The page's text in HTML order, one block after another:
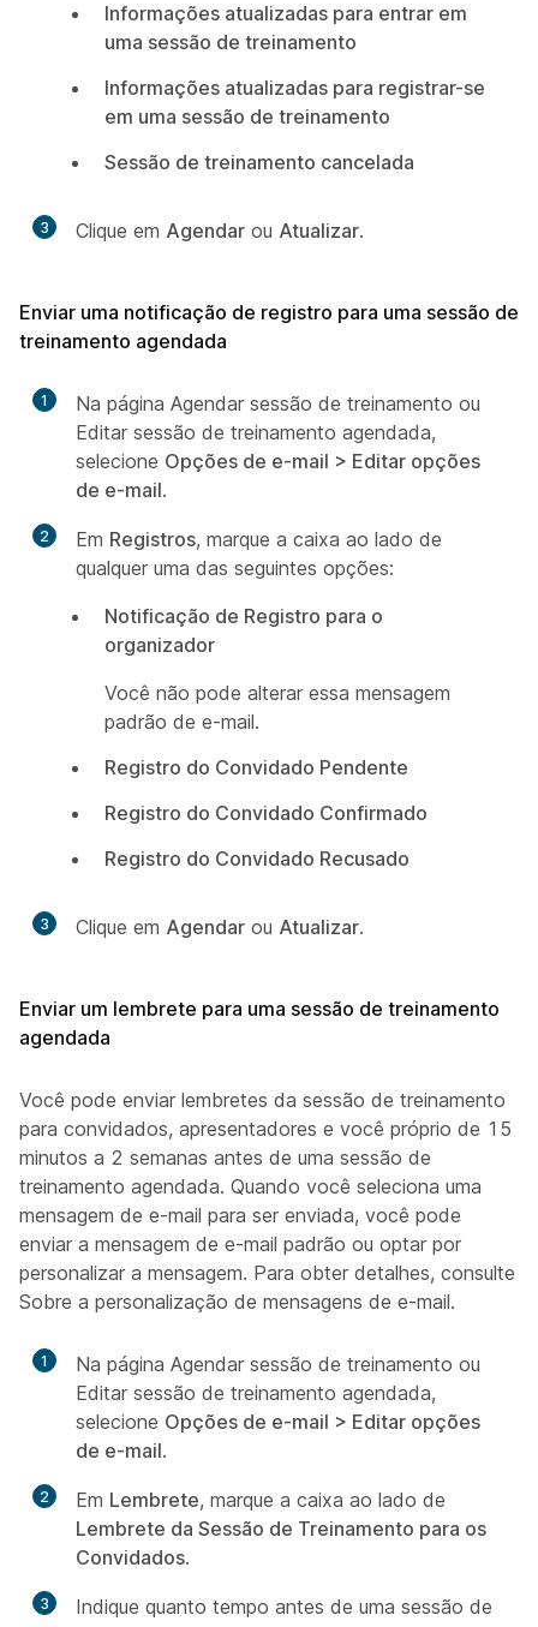
Informações atualizadas para entrar em
uma sessão de treinamento
Informações atualizadas para registrar-se
em uma sessão de treinamento
Sessão de treinamento cancelada
3 Clique em Agendar ou Atualizar.
Enviar uma notificação de registro para uma sessão de
treinamento agendada
1
Na página Agendar sessão de treinamento ou
Editar sessão de treinamento agendada,
selecione Opções de e-mail > Editar opções
de e-mail.
2 Em Registros, marque a caixa ao lado de
qualquer uma das seguintes opções:
Notificação de Registro para o
organizador
Você não pode alterar essa mensagem
padrão de e-mail.
Registro do Convidado Pendente
Registro do Convidado Confirmado
Registro do Convidado Recusado
3 Clique em Agendar ou Atualizar.
Enviar um lembrete para uma sessão de treinamento
agendada
Você pode enviar lembretes da sessão de treinamento
para convidados, apresentadores e você próprio de 15
minutos a 2 semanas antes de uma sessão de
treinamento agendada. Quando você seleciona uma
mensagem de e-mail para ser enviada, você pode
enviar a mensagem de e-mail padrão ou optar por
personalizar a mensagem. Para obter detalhes, consulte
Sobre a personalização de mensagens de e-mail.
1
Na página Agendar sessão de treinamento ou
Editar sessão de treinamento agendada,
selecione Opções de e-mail > Editar opções
de e-mail.
2 Em Lembrete, marque a caixa ao lado de
Lembrete da Sessão de Treinamento para os
Convidados.
3
Indique quanto tempo antes de uma sessão de